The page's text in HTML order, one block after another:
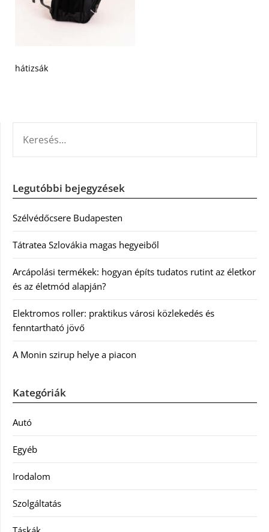
hátizsák
Legutóbbi bejegyzések
Szélvédőcsere Budapesten
Tátratea Szlovákia magas hegyeiből
Arcápolási termékek: hogyan építs tudatos rutint az életkor
és az életmód alapján?
Elektromos roller: praktikus városi közlekedés és
fenntartható jövő
A Monin szirup helye a piacon
Kategóriák
Autó
Egyéb
Irodalom
Szolgáltatás